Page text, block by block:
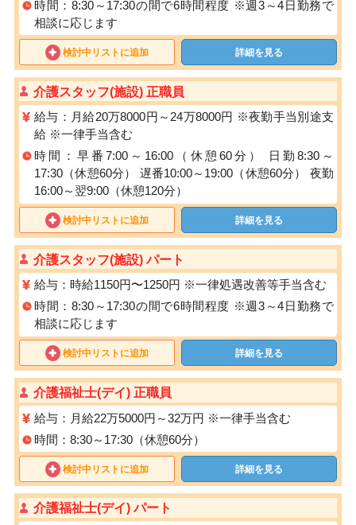
時間：8:30～17:30の間で6時間程度 ※週3～4日勤務で
相談に応じます
検討中リストに追加 詳細を見る
介護スタッフ(施設) 正職員
給与：月給20万8000円～24万8000円 ※夜勤手当別途支
給 ※一律手当含む
時間：早番7:00～16:00（休憩60分） 日勤8:30～
17:30（休憩60分） 遅番10:00～19:00（休憩60分） 夜勤
16:00～翌9:00（休憩120分）
検討中リストに追加 詳細を見る
介護スタッフ(施設) パート
給与：時給1150円〜1250円 ※⼀律処遇改善等⼿当含む
時間：8:30～17:30の間で6時間程度 ※週3～4日勤務で
相談に応じます
検討中リストに追加 詳細を見る
介護福祉士(デイ) 正職員
給与：月給22万5000円～32万円 ※一律手当含む
時間：8:30～17:30（休憩60分）
検討中リストに追加 詳細を見る
介護福祉士(デイ) パート